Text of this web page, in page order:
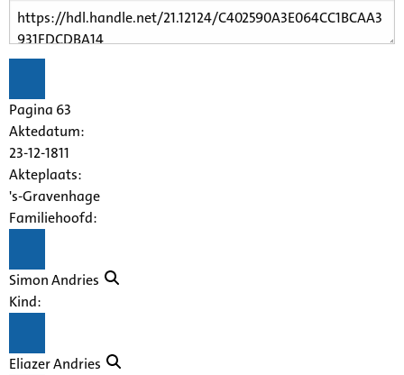
Pagina 63
Aktedatum:
23-12-1811
Akteplaats:
's-Gravenhage
Familiehoofd:
Simon Andries
Kind:
Eliazer Andries